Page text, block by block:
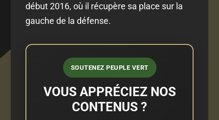
début 2016, où il récupère sa place sur la
gauche de la défense.
SOUTENEZ PEUPLE VERT
VOUS APPRÉCIEZ NOS
CONTENUS ?